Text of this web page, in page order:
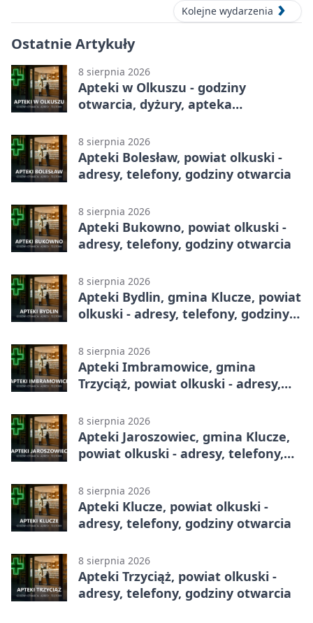
Kolejne wydarzenia
Ostatnie Artykuły
8 sierpnia 2026
Apteki w Olkuszu - godziny
otwarcia, dyżury, apteka
8 sierpnia 2026
Apteki Bolesław, powiat olkuski -
adresy, telefony, godziny otwarcia
8 sierpnia 2026
Apteki Bukowno, powiat olkuski -
adresy, telefony, godziny otwarcia
8 sierpnia 2026
Apteki Bydlin, gmina Klucze, powiat
olkuski - adresy, telefony, godziny
8 sierpnia 2026
Apteki Imbramowice, gmina
Trzyciąż, powiat olkuski - adresy,
8 sierpnia 2026
Apteki Jaroszowiec, gmina Klucze,
powiat olkuski - adresy, telefony,
8 sierpnia 2026
Apteki Klucze, powiat olkuski -
adresy, telefony, godziny otwarcia
8 sierpnia 2026
Apteki Trzyciąż, powiat olkuski -
adresy, telefony, godziny otwarcia